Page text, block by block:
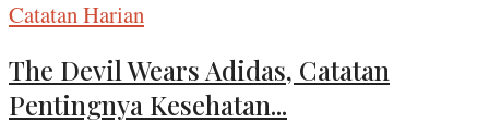
Catatan Harian
The Devil Wears Adidas, Catatan
Pentingnya Kesehatan...